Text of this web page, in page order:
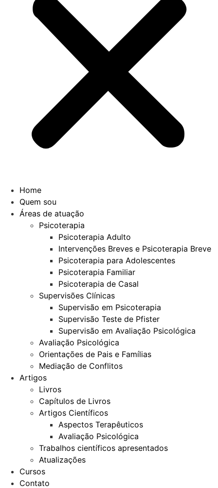
Home
Quem sou
Áreas de atuação
Psicoterapia
Psicoterapia Adulto
Intervenções Breves e Psicoterapia Breve
Psicoterapia para Adolescentes
Psicoterapia Familiar
Psicoterapia de Casal
Supervisões Clínicas
Supervisão em Psicoterapia
Supervisão Teste de Pfister
Supervisão em Avaliação Psicológica
Avaliação Psicológica
Orientações de Pais e Famílias
Mediação de Conflitos
Artigos
Livros
Capítulos de Livros
Artigos Científicos
Aspectos Terapêuticos
Avaliação Psicológica
Trabalhos científicos apresentados
Atualizações
Cursos
Contato